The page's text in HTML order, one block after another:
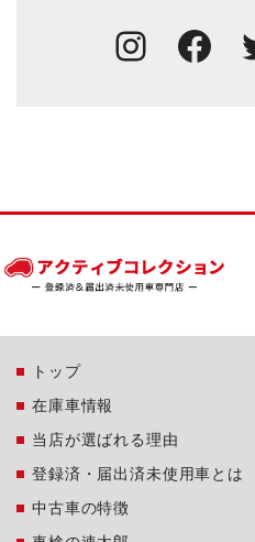
トップ
在庫車情報
当店が選ばれる理由
登録済・届出済未使用車とは
中古車の特徴